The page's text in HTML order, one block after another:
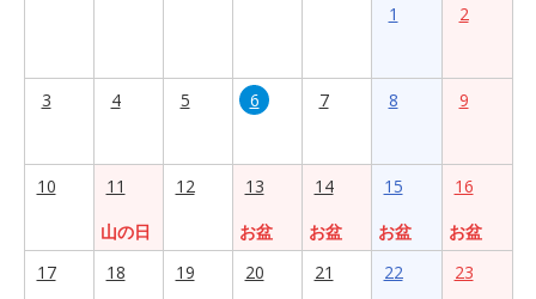
1 2
3 4 5 6 7 8 9
10
11
山の日
12
13
お盆
14
お盆
15
お盆
16
お盆
17
18 19 20 21 22 23